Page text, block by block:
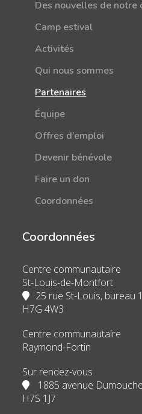
Des nouvelles de notre
Camp estival
Activités
Qui nous sommes
Partenaires
Équipe
Offres d’emploi
Devenir bénévole
Faire un don
Coordonnées
Coordonnées
Centre communautaire
St-Louis-de-Montfort
25 rue St-Louis, bureau
H7G 4W3
Centre communautaire
Raymond-Fortin
Sur rendez-vous
1885 avenue
H7S 1J7